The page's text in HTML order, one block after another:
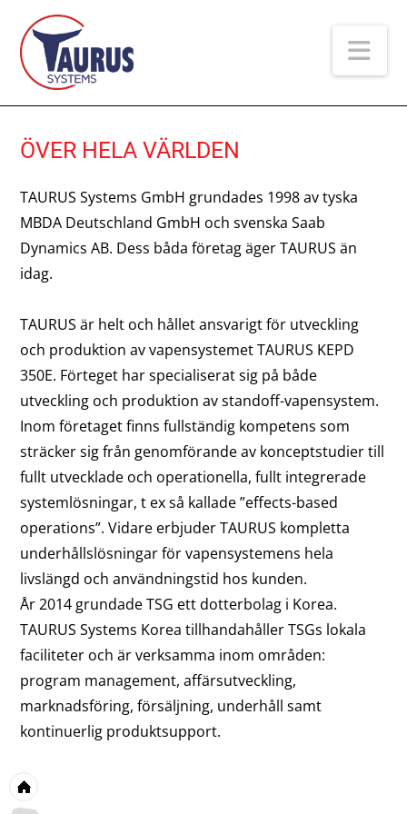
ÖVER HELA VÄRLDEN
TAURUS Systems GmbH grundades 1998 av tyska
MBDA Deutschland GmbH och svenska Saab
Dynamics AB. Dess båda företag äger TAURUS än
idag.
TAURUS är helt och hållet ansvarigt för utveckling
och produktion av vapensystemet TAURUS KEPD
350E. Förteget har specialiserat sig på både
utveckling och produktion av standoff-vapensystem.
Inom företaget finns fullständig kompetens som
sträcker sig från genomförande av konceptstudier till
fullt utvecklade och operationella, fullt integrerade
systemlösningar, t ex så kallade ”effects-based
operations”. Vidare erbjuder TAURUS kompletta
underhållslösningar för vapensystemens hela
livslängd och användningstid hos kunden.
År 2014 grundade TSG ett dotterbolag i Korea.
TAURUS Systems Korea tillhandahåller TSGs lokala
faciliteter och är verksamma inom områden:
program management, affärsutveckling,
marknadsföring, försäljning, underhåll samt
kontinuerlig produktsupport.